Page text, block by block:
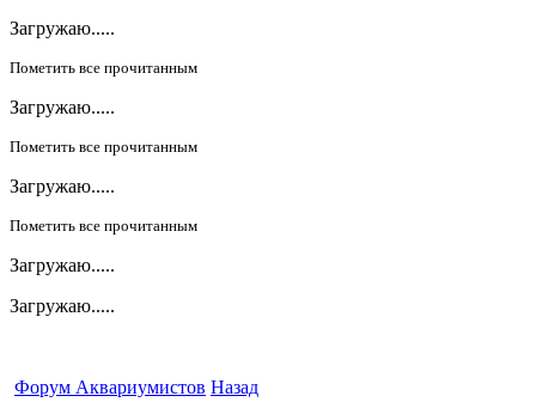
Загружаю.....
Пометить все прочитанным
Загружаю.....
Пометить все прочитанным
Загружаю.....
Пометить все прочитанным
Загружаю.....
Загружаю.....
Форум Аквариумистов Назад